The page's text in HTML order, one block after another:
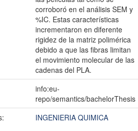
corroboró en el análisis SEM y
%IC. Estas características
incrementaron en diferente
rigidez de la matriz polimérica
debido a que las fibras limitan
el movimiento molecular de las
cadenas del PLA.
info:eu-
repo/semantics/bachelorThesis
INGENIERIA QUIMICA